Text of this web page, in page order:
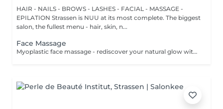
HAIR - NAILS - BROWS - LASHES - FACIAL - MASSAGE -
EPILATION Strassen is NUU at its most complete. The biggest
salon, the fullest menu - hair, skin, n...
Face Massage
Myoplastic face massage - rediscover your natural glow with the deeply rejuvenating myoplastic face massage. This unique technique works not only on the surface of your skin but also on the deeper layers of muscles and fascia. Through precise, sculpting movements, it releases tension, improves circulation, and restores elasticity. The result? A lifted, defined, and radiant look that feels as refreshing as it appears. Every session is like a reset for your face leaving you looking youthful, relaxed, and glowing with vitality. Buccal face massage - is one of the most exclusive beauty treatments loved by celebrities worldwide. Performed both outside and inside the mouth, it targets the deepest facial muscles that are rarely activated. This powerful technique relieves jaw tension, sculpts cheekbones, plumps lips naturally, and improves lymphatic drainage. The result is a beautifully contoured, youthful face with a radiant, healthy glow. After just one session, you'll feel lighter, fresher, and more confident. This is an experience that goes beyond beauty, reaching harmony and balance. Express face massage is designed for those who value their time while expecting visible, refined results. This 30-minute lifting massage focuses on precise muscle stimulation to restore facial tone, improve skin firmness, and redefine the natural facial contour. The treatment helps reduce visible signs of fatigue while stimulating microcirculation, allowing the skin to regain a fresh, radiant, and naturally healthy glow. Perfect as an additional boost to your body massage for complete relaxation and rejuvenation. Important: This treatment is available only as an add-on to any body massage and cannot be booked as a standalone service.